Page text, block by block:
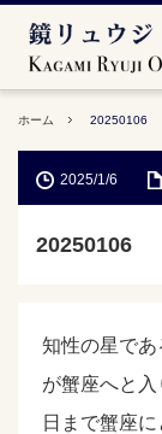
ホーム 20250106
2025/1/6
20250106
知性の星で
が蟹座へと
日まで蟹座に